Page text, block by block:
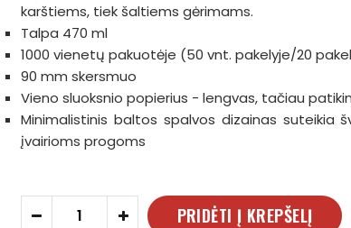
karštiems, tiek šaltiems gėrimams.
Talpa 470 ml
1000 vienetų pakuotėje (50 vnt. pakelyje/20
90 mm skersmuo
Vieno sluoksnio popierius - lengvas, tačiau
Minimalistinis baltos spalvos dizainas suteikia
įvairioms progoms
- + PRIDĖTI Į KREPŠELĮ